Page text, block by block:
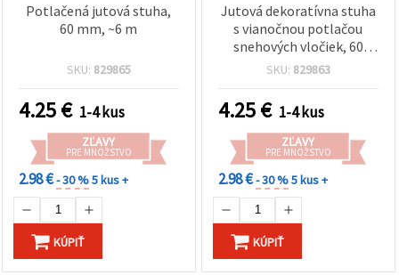
Potlačená jutová stuha,
60 mm, ~6 m
SKU: 829865
4.25€ 1-4 kus
ZĽAVY
PRE MNOŽSTVO
2.98 €- 30 %5 kus +
KÚPIŤ
Jutová dekoratívna stuha
s vianočnou potlačou
snehových vločiek, 60
mm, ~6 m
SKU: 829863
4.25€ 1-4 kus
ZĽAVY
PRE MNOŽSTVO
2.98 €- 30 %5 kus +
KÚPIŤ